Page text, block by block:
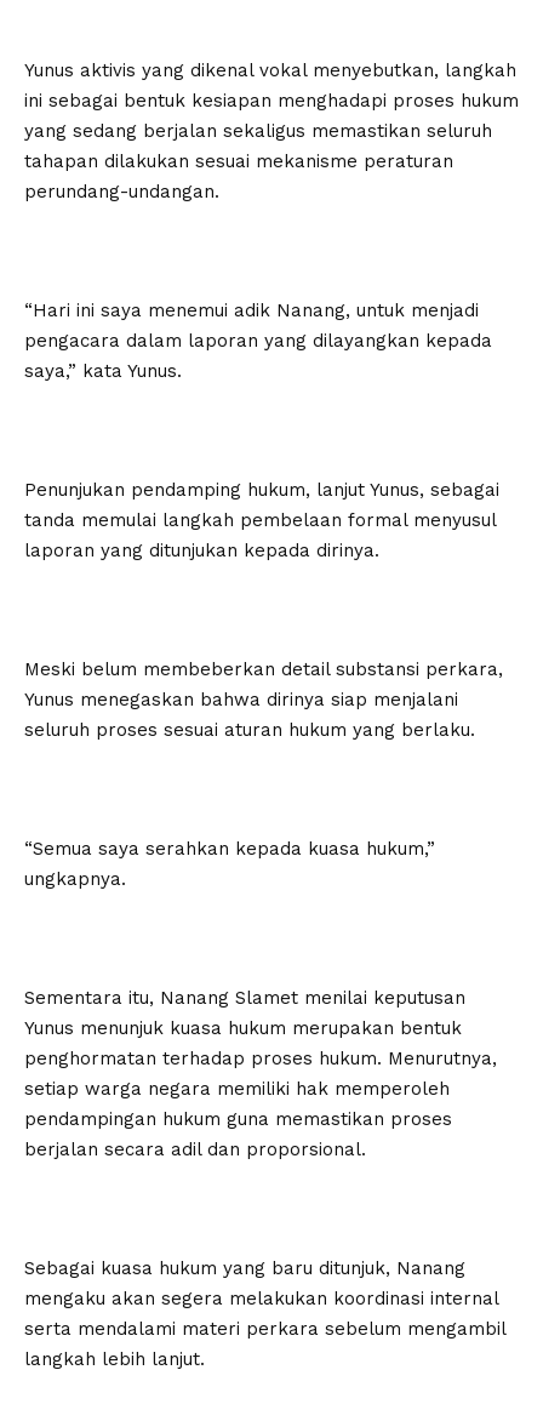
Yunus aktivis yang dikenal vokal menyebutkan, langkah
ini sebagai bentuk kesiapan menghadapi proses hukum
yang sedang berjalan sekaligus memastikan seluruh
tahapan dilakukan sesuai mekanisme peraturan
perundang-undangan.
“Hari ini saya menemui adik Nanang, untuk menjadi
pengacara dalam laporan yang dilayangkan kepada
saya,” kata Yunus.
Penunjukan pendamping hukum, lanjut Yunus, sebagai
tanda memulai langkah pembelaan formal menyusul
laporan yang ditunjukan kepada dirinya.
Meski belum membeberkan detail substansi perkara,
Yunus menegaskan bahwa dirinya siap menjalani
seluruh proses sesuai aturan hukum yang berlaku.
“Semua saya serahkan kepada kuasa hukum,”
ungkapnya.
Sementara itu, Nanang Slamet menilai keputusan
Yunus menunjuk kuasa hukum merupakan bentuk
penghormatan terhadap proses hukum. Menurutnya,
setiap warga negara memiliki hak memperoleh
pendampingan hukum guna memastikan proses
berjalan secara adil dan proporsional.
Sebagai kuasa hukum yang baru ditunjuk, Nanang
mengaku akan segera melakukan koordinasi internal
serta mendalami materi perkara sebelum mengambil
langkah lebih lanjut.